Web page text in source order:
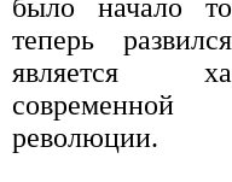
было начало
теперь
является
современной
революции.